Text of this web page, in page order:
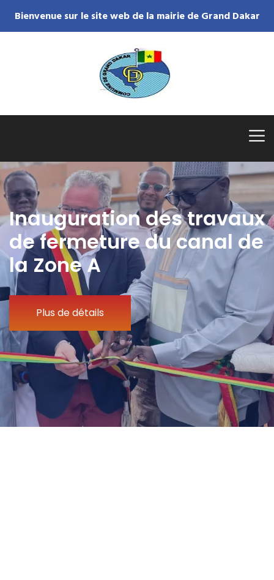
Bienvenue sur le site web de la mairie de Grand Dakar
Inauguration des travaux
de fermeture du canal de
la Zone A
Plus de détails